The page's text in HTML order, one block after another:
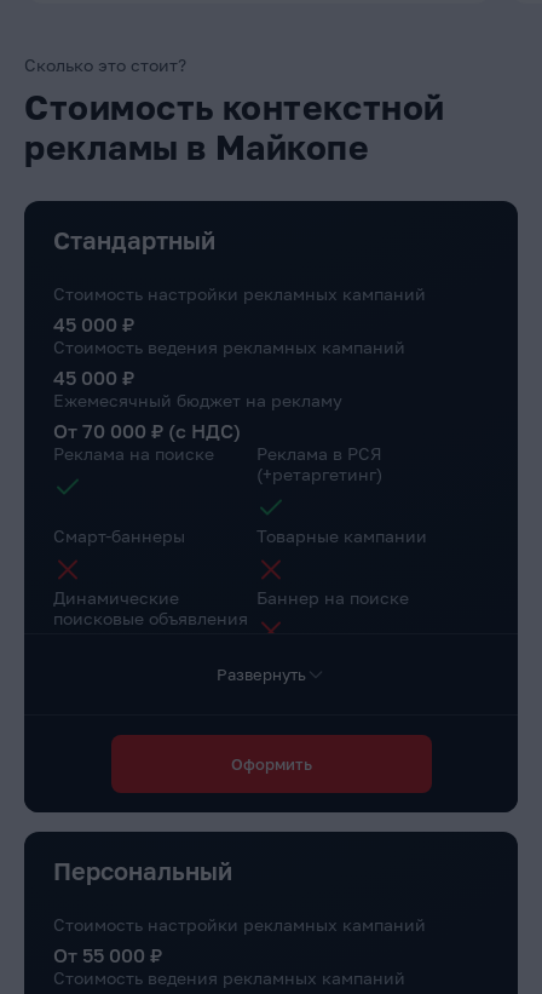
Сколько это стоит?
Стоимость контекстной
рекламы в Майкопе
Стандартный
Стоимость настройки рекламных кампаний
45 000 ₽
Стоимость ведения рекламных кампаний
45 000 ₽
Ежемесячный бюджет на рекламу
От 70 000 ₽ (с НДС)
Реклама на поиске
Реклама в РСЯ
(+ретаргетинг)
Смарт-баннеры Товарные кампании
Динамические
поисковые объявления
Баннер на поиске
Коллтрекинг в подарок
Повышение конверсии сайта
Через рекомендации
Доступ в личный
кабинет клиента
Маркировка рекламы
Развернуть
Оформить
Персональный
Стоимость настройки рекламных кампаний
От 55 000 ₽
Стоимость ведения рекламных кампаний